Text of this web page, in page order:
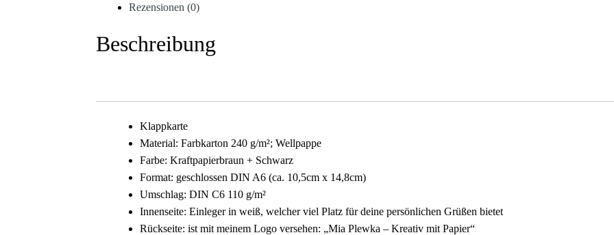
Rezensionen (0)
Beschreibung
Klappkarte
Material: Farbkarton 240 g/m²; Wellpappe
Farbe: Kraftpapierbraun + Schwarz
Format: geschlossen DIN A6 (ca. 10,5cm x 14,8cm)
Umschlag: DIN C6 110 g/m²
Innenseite: Einleger in weiß, welcher viel Platz für deine persönlichen Grüßen bietet
Rückseite: ist mit meinem Logo versehen: „Mia Plewka – Kreativ mit Papier“